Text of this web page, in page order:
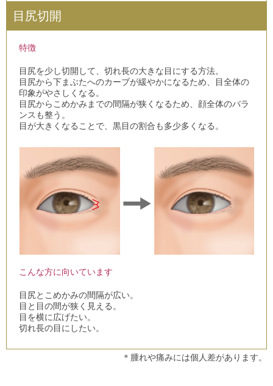
目尻切開
特徴
目尻を少し切開して、切れ長の大きな目にする方法。
目尻から下まぶたへのカーブが緩やかになるため、目全体の
印象がやさしくなる。
目尻からこめかみまでの間隔が狭くなるため、顔全体のバラ
ンスも整う。
目が大きくなることで、黒目の割合も多少多くなる。
こんな方に向いています
目尻とこめかみの間隔が広い。
目と目の間が狭く見える。
目を横に広げたい。
切れ長の目にしたい。
＊腫れや痛みには個人差があります。